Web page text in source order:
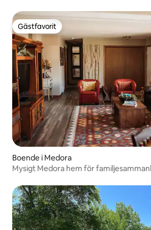
Gästfavorit
Gästfavorit
Boende i Medora
Mysigt Medora hem för